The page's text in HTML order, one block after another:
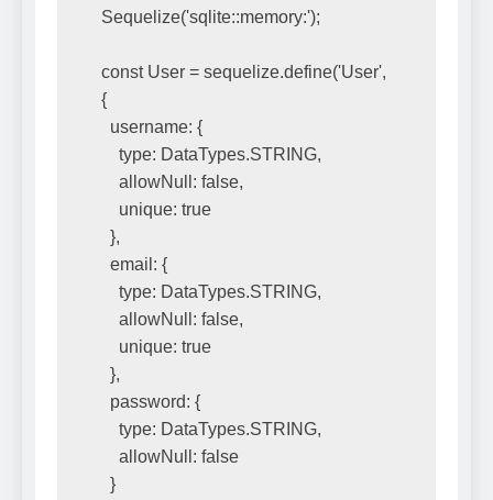
Sequelize('sqlite::memory:');
const User = sequelize.define('User',
{
  username: {
    type: DataTypes.STRING,
    allowNull: false,
    unique: true
  },
  email: {
    type: DataTypes.STRING,
    allowNull: false,
    unique: true
  },
  password: {
    type: DataTypes.STRING,
    allowNull: false
  }